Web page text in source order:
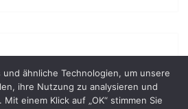
ähnliche Technologien, um unsere
ihre Nutzung zu analysieren und
einem Klick auf „OK“ stimmen Sie